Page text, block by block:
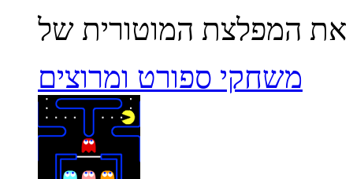
משחקי ספורט ומרוצים